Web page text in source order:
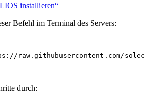
installieren“
Befehl im Terminal des Servers:
raw.githubusercontent.com/
durch: